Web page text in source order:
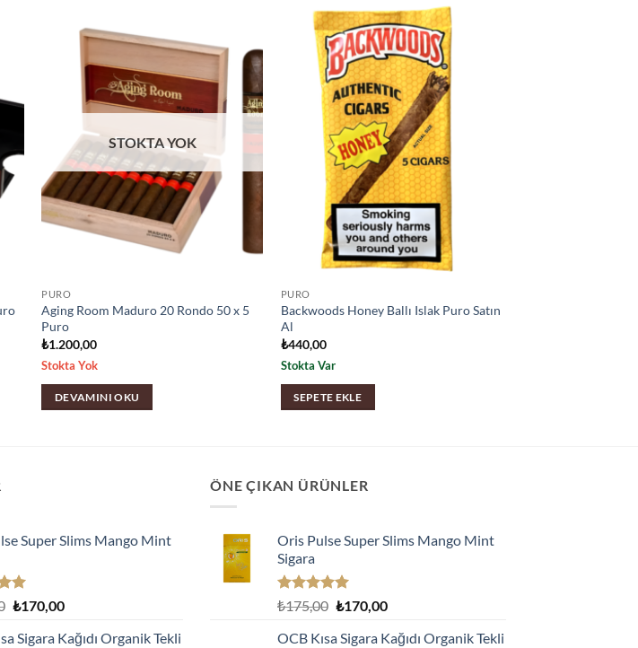
STOKTA YOK
PURO
Aging Room Maduro 20 Rondo 50 x 5
Puro
₺1.200,00
Stokta Yok
DEVAMINI OKU
PURO
Backwoods Honey Ballı Islak Puro Satın
Al
₺440,00
Stokta Var
SEPETE EKLE
Super Slims Mango Mint
Orijinal
₺175,00.
₺170,00Şu
fiyat:
Sigara Kağıdı Organik Tekli
ÖNE ÇIKAN ÜRÜNLER
Oris Pulse Super Slims Mango Mint
Sigara
5 üzerinden
oy
aldı
₺175,00 Orijinal
₺175,00.
₺170,00Şu
fiyat:
OCB Kısa Sigara Kağıdı Organik Tekli